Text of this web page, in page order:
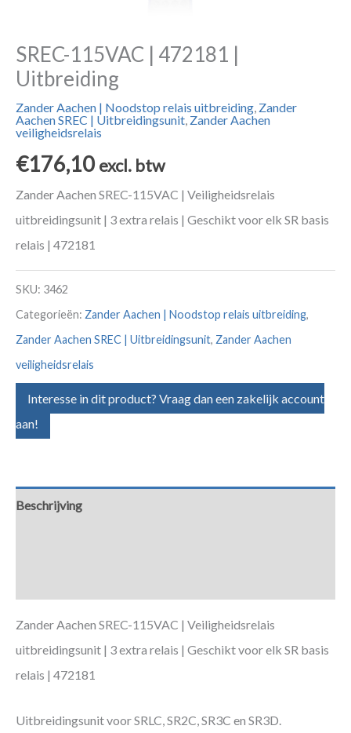
SREC-115VAC | 472181 |
Uitbreiding
Zander Aachen | Noodstop relais uitbreiding, Zander
Aachen SREC | Uitbreidingsunit, Zander Aachen
veiligheidsrelais
€176,10 excl. btw
Zander Aachen SREC-115VAC | Veiligheidsrelais
uitbreidingsunit | 3 extra relais | Geschikt voor elk SR basis
relais | 472181
SKU: 3462
Categorieën: Zander Aachen | Noodstop relais uitbreiding,
Zander Aachen SREC | Uitbreidingsunit, Zander Aachen
veiligheidsrelais
Interesse in dit product? Vraag dan een zakelijk account
aan!
Beschrijving
Zander Aachen SREC-115VAC | Veiligheidsrelais
uitbreidingsunit | 3 extra relais | Geschikt voor elk SR basis
relais | 472181
Uitbreidingsunit voor SRLC, SR2C, SR3C en SR3D.